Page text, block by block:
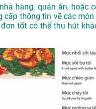
hàng, quán ăn, hoặc
thông tin về các
tốt có thể thu hút